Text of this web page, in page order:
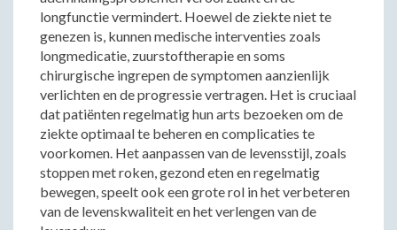
longfunctie vermindert. Hoewel de ziekte niet te
genezen is, kunnen medische interventies zoals
longmedicatie, zuurstoftherapie en soms
chirurgische ingrepen de symptomen aanzienlijk
verlichten en de progressie vertragen. Het is cruciaal
dat patiënten regelmatig hun arts bezoeken om de
ziekte optimaal te beheren en complicaties te
voorkomen. Het aanpassen van de levensstijl, zoals
stoppen met roken, gezond eten en regelmatig
bewegen, speelt ook een grote rol in het verbeteren
van de levenskwaliteit en het verlengen van de